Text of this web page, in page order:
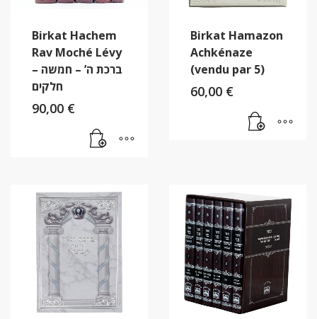
Birkat Hachem
Rav Moché Lévy
– ברכת ה’ – חמשה
חלקים
90,00 €
Birkat Hamazon
Achkénaze
(vendu par 5)
60,00 €